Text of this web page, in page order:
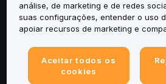
Suporte
análise, de marketing e de redes
suas configurações, entender o uso
apoiar recursos de marketing e
Aceitar todos os
cookies